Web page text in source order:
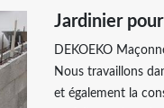
Jardinier
DEKOEKO
Nous travaillons
et également la